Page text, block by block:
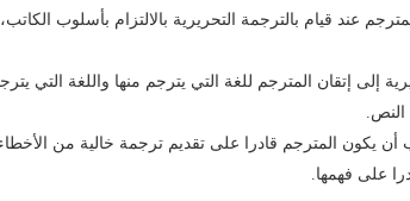
عند قيام بالترجمة التحريرية بالالتزام بأسلوب
إلى إتقان المترجم للغة التي يترجم منها واللغة التي
النص.
أن يكون المترجم قادرا على تقديم ترجمة خالية من
على فهمها.